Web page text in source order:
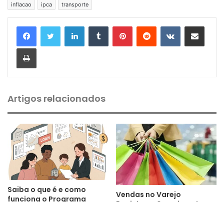
inflacao ipca transporte
Artigos relacionados
Saiba o que é e como
funciona o Programa
Vendas no Varejo